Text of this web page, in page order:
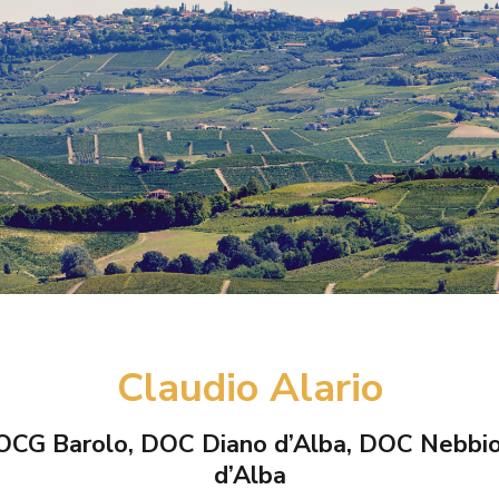
CLAUDIO ALARIO
Claudio Alario
Barolo, DOC Diano d’Alba, DOC
d’Alba